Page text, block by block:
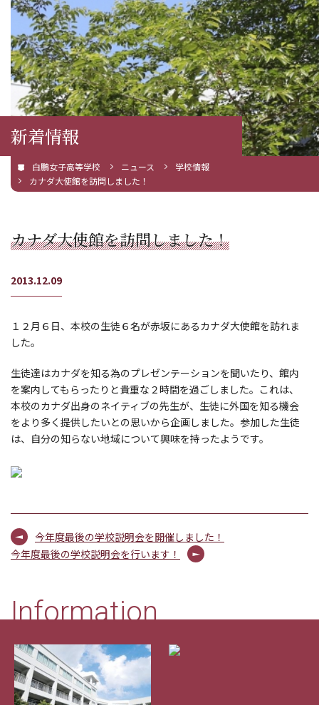
新着情報
白鵬女子高等学校 ニュース
学校情報
カナダ大使館を訪問しました！
カナダ大使館を訪問しました！
2013.12.09
１２月６日、本校の生徒６名が赤坂にあるカナダ大使館を訪れま
した。
生徒達はカナダを知る為のプレゼンテーションを聞いたり、館内
を案内してもらったりと貴重な２時間を過ごしました。これは、
本校のカナダ出身のネイティブの先生が、生徒に外国を知る機会
をより多く提供したいとの思いから企画しました。参加した生徒
は、自分の知らない地域について興味を持ったようです。
今年度最後の学校説明会を開催しました！
今年度最後の学校説明会を行います！
Information